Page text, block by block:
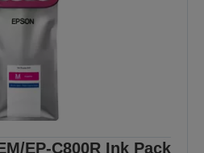
EP-C800R Ink Pack